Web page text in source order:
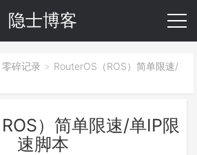
隐士博客
零碎记录 > RouterOS（ROS）简单限速/
）简单限速/单IP限
速脚本